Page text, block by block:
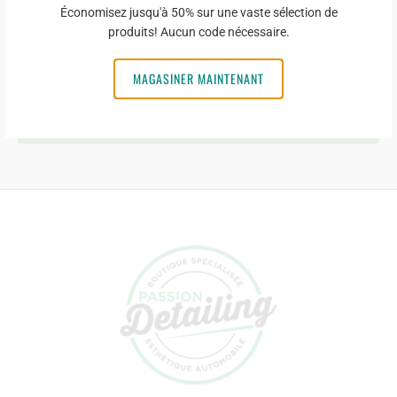
Économisez jusqu'à 50% sur une vaste sélection de
produits! Aucun code nécessaire.
MAGASINER MAINTENANT